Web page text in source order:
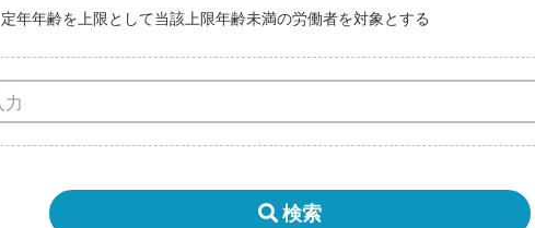
定年年齢を上限として当該上限年齢未満の労働者を対象とする
検索